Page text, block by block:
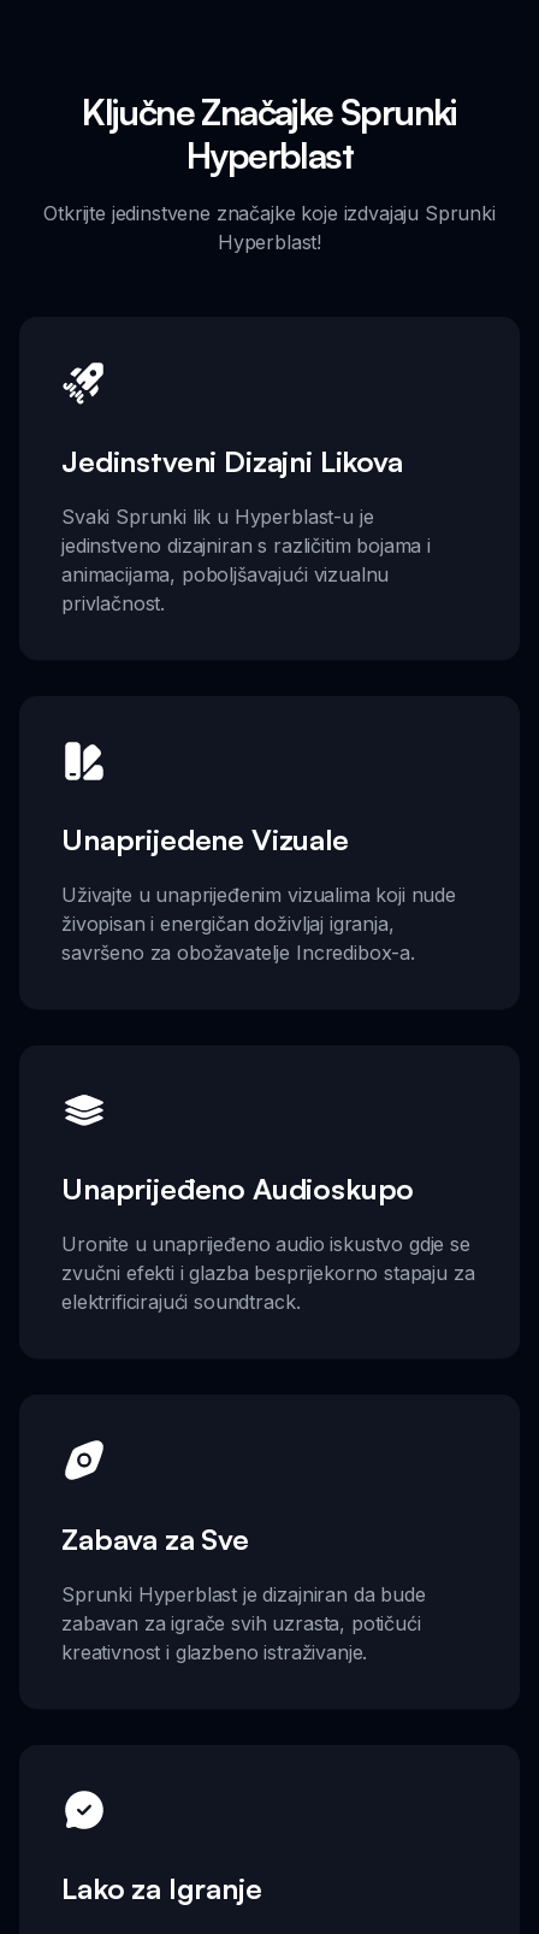
Ključne Značajke Sprunki
Hyperblast
Otkrijte jedinstvene značajke koje izdvajaju Sprunki
Hyperblast!
Jedinstveni Dizajni Likova
Svaki Sprunki lik u Hyperblast-u je
jedinstveno dizajniran s različitim bojama i
animacijama, poboljšavajući vizualnu
privlačnost.
Unaprijedene Vizuale
Uživajte u unaprijeđenim vizualima koji nude
živopisan i energičan doživljaj igranja,
savršeno za obožavatelje Incredibox-a.
Unaprijeđeno Audioskupo
Uronite u unaprijeđeno audio iskustvo gdje se
zvučni efekti i glazba besprijekorno stapaju za
elektrificirajući soundtrack.
Zabava za Sve
Sprunki Hyperblast je dizajniran da bude
zabavan za igrače svih uzrasta, potičući
kreativnost i glazbeno istraživanje.
Lako za Igranje